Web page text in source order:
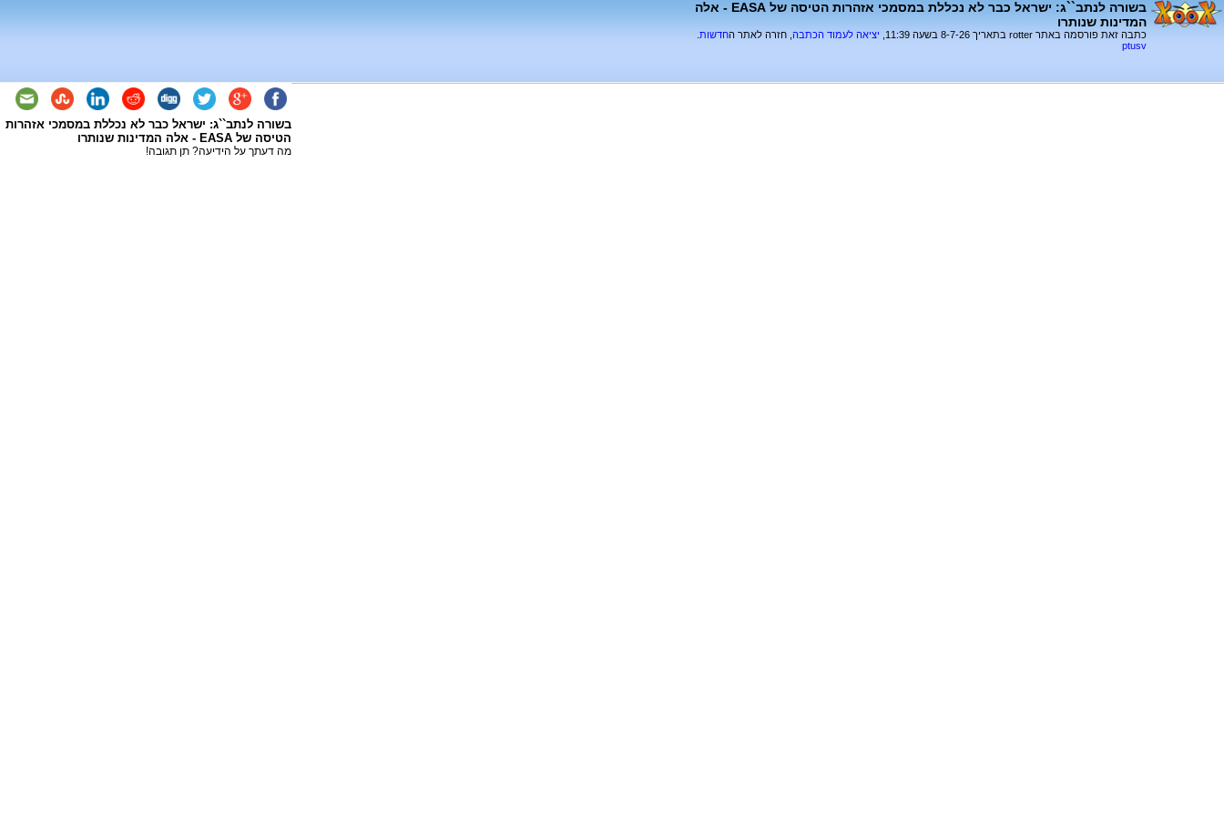
בשורה לנתב``ג: ישראל כבר לא נכללת במסמכי אזהרות הטיסה של EASA - אלה
המדינות שנותרו
כתבה זאת פורסמה באתר rotter בתאריך 8-7-26 בשעה 11:39, יציאה לעמוד הכתבה , חזרה לאתר החדשות
ptusv
בשורה לנתב``ג: ישראל כבר לא נכללת במסמכי אזהרות
הטיסה של EASA - אלה המדינות שנותרו
מה דעתך על הידיעה? תן תגובה!